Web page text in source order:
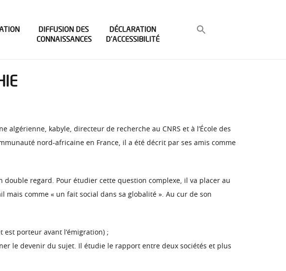
DIFFUSION DES
CONNAISSANCES
DÉCLARATION
D’ACCESSIBILITÉ
algérienne, kabyle, directeur de recherche au CNRS et à l’École des
nord-africaine en France, il a été décrit par ses amis comme
regard. Pour étudier cette question complexe, il va placer au
comme « un fait social dans sa globalité ». Au cur de son
est porteur avant l’émigration) ;
le devenir du sujet. Il étudie le rapport entre deux sociétés et plus